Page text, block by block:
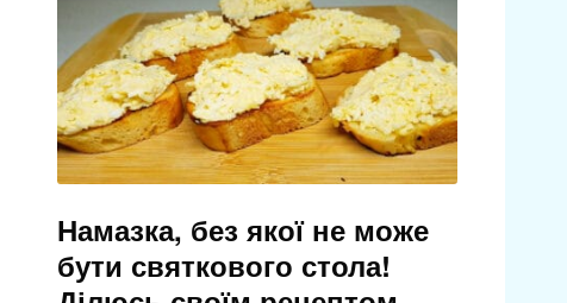
Намазка, без якої не може
бути святкового стола!